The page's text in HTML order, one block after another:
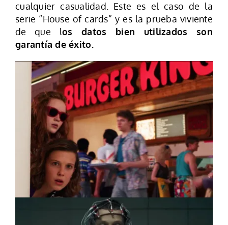
cualquier casualidad. Este es el caso de la
serie “House of cards” y es la prueba viviente
de que los datos bien utilizados son
garantía de éxito.